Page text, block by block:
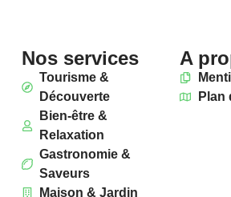
Nos services
Tourisme &
Découverte
Bien-être &
Relaxation
Gastronomie &
Saveurs
Maison & Jardin
A
Plan